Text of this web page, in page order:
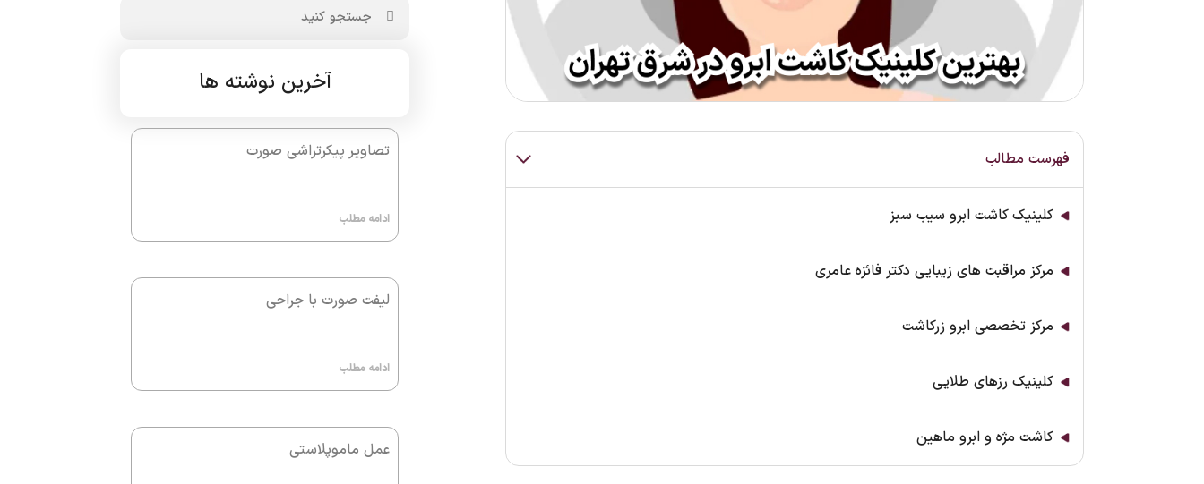
فهرست مطالب
کلینیک کاشت ابرو سیب سبز
مرکز مراقبت های زیبایی دکتر فائزه عامری
مركز تخصصي ابرو زرکاشت
كلينيک رزهای طلايی
کاشت مژه و ابرو ماهین
آخرین نوشته ها
تصاویر پیکرتراشی صورت
ادامه مطلب
لیفت صورت با جراحی
ادامه مطلب
عمل ماموپلاستی